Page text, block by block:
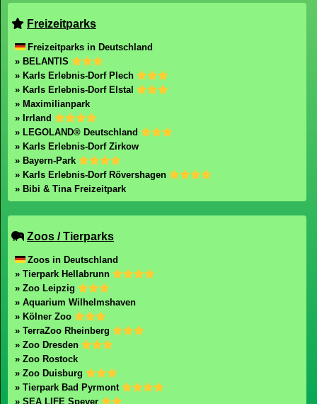
Freizeitparks
Freizeitparks in Deutschland
» BELANTIS
» Karls Erlebnis-Dorf Plech
» Karls Erlebnis-Dorf Elstal
» Maximilianpark
» Irrland
» LEGOLAND® Deutschland
» Karls Erlebnis-Dorf Zirkow
» Bayern-Park
» Karls Erlebnis-Dorf Rövershagen
» Bibi & Tina Freizeitpark
Zoos / Tierparks
Zoos in Deutschland
» Tierpark Hellabrunn
» Zoo Leipzig
» Aquarium Wilhelmshaven
» Kölner Zoo
» TerraZoo Rheinberg
» Zoo Dresden
» Zoo Rostock
» Zoo Duisburg
» Tierpark Bad Pyrmont
» SEA LIFE Speyer